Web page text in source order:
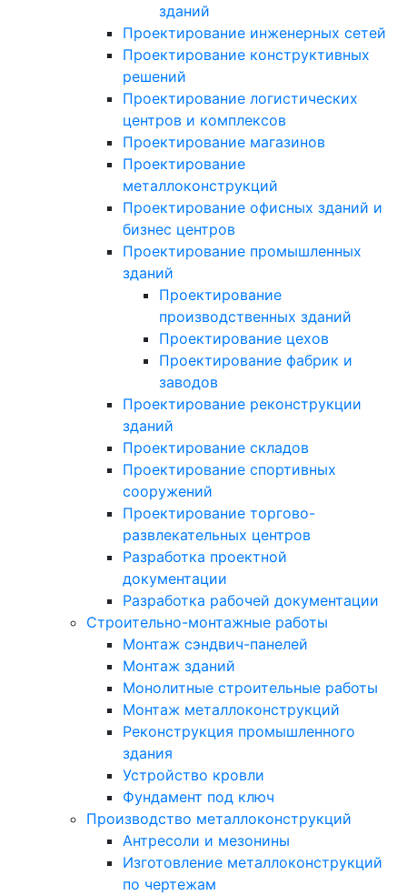
зданий
Проектирование инженерных сетей
Проектирование конструктивных
решений
Проектирование логистических
центров и комплексов
Проектирование магазинов
Проектирование
металлоконструкций
Проектирование офисных зданий и
бизнес центров
Проектирование промышленных
зданий
Проектирование
производственных зданий
Проектирование цехов
Проектирование фабрик и
заводов
Проектирование реконструкции
зданий
Проектирование складов
Проектирование спортивных
сооружений
Проектирование торгово-
развлекательных центров
Разработка проектной
документации
Разработка рабочей документации
Строительно-монтажные работы
Монтаж сэндвич-панелей
Монтаж зданий
Монолитные строительные работы
Монтаж металлоконструкций
Реконструкция промышленного
здания
Устройство кровли
Фундамент под ключ
Производство металлоконструкций
Антресоли и мезонины
Изготовление металлоконструкций
по чертежам